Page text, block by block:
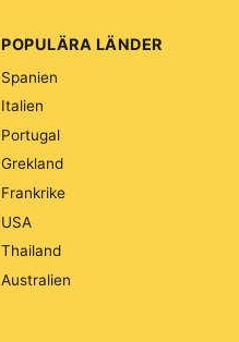
POPULÄRA LÄNDER
Spanien
Italien
Portugal
Grekland
Frankrike
USA
Thailand
Australien